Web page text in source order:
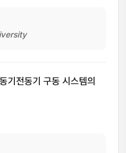
기전동기 구동 시스템의